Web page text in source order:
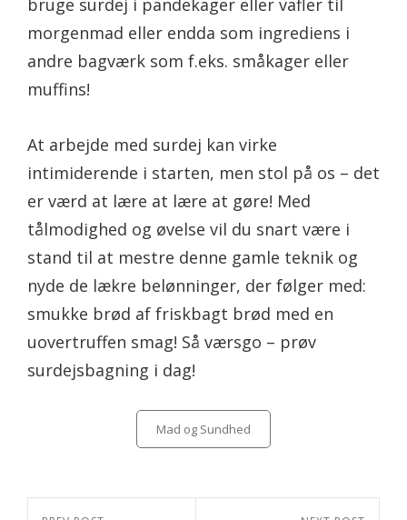
morgenmad eller endda som ingrediens i
andre bagværk som f.eks. småkager eller
muffins!
At arbejde med surdej kan virke
intimiderende i starten, men stol på os – det
er værd at lære at lære at gøre! Med
tålmodighed og øvelse vil du snart være i
stand til at mestre denne gamle teknik og
nyde de lækre belønninger, der følger med:
smukke brød af friskbagt brød med en
uovertruffen smag! Så værsgo – prøv
surdejsbagning i dag!
Mad og Sundhed
Indlægsnavigation